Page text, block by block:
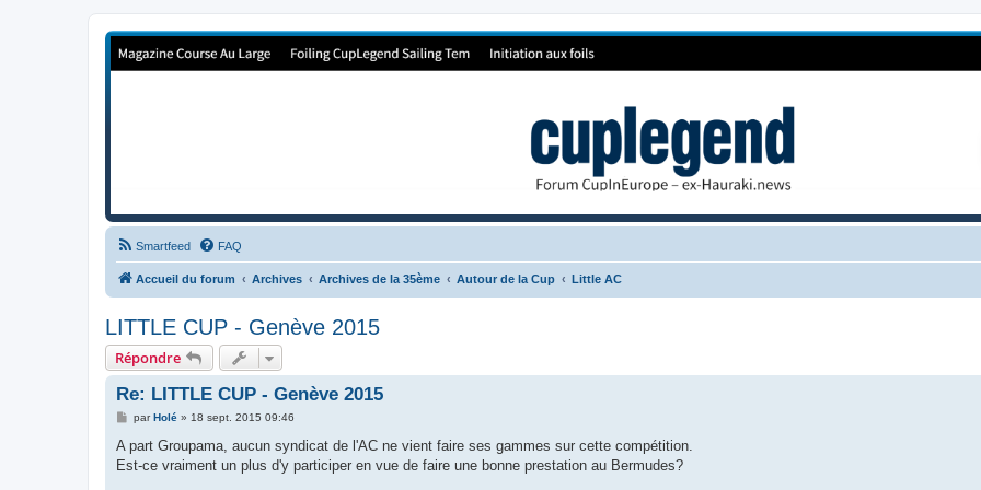
Forum de Cup In Europe
Smartfeed FAQ
Accueil du forum Archives Archives de la 35ème Autour de la Cup Little AC
LITTLE CUP - Genève 2015
Répondre
Re: LITTLE CUP - Genève 2015
M
s
s
a
par Holé» 18 sept. 2015 09:46
A part Groupama, aucun syndicat de l'AC ne vient faire ses gammes sur cette compétition.
Est-ce vraiment un plus d'y participer en vue de faire une bonne prestation au Bermudes?